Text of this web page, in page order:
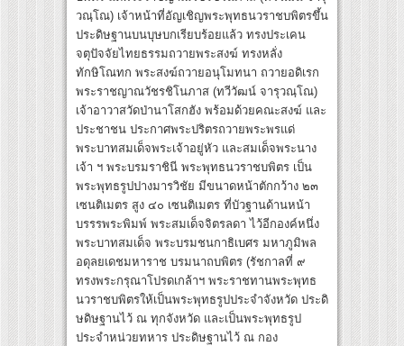
วณฺโณ) เจ้าหน้าที่อัญเชิญพระพุทธนวราชบพิตรขึ้น
ประดิษฐานบนบุษบกเรียบร้อยแล้ว ทรงประเคน
จตุปัจจัยไทยธรรมถวายพระสงฆ์ ทรงหลั่ง
ทักษิโณทก พระสงฆ์ถวายอนุโมทนา ถวายอดิเรก
พระราชญาณวัชรชิโนภาส (ทวีวัฒน์ จารุวณฺโณ)
เจ้าอาวาสวัดป่านาโสกฮัง พร้อมด้วยคณะสงฆ์ และ
ประชาชน ประกาศพระปริตรถวายพระพรแด่
พระบาทสมเด็จพระเจ้าอยู่หัว และสมเด็จพระนาง
เจ้า ฯ พระบรมราชินี พระพุทธนวราชบพิตร เป็น
พระพุทธรูปปางมารวิชัย มีขนาดหน้าตักกว้าง ๒๓
เซนติเมตร สูง ๔๐ เซนติเมตร ที่บัวฐานด้านหน้า
บรรรพระพิมพ์ พระสมเด็จจิตรลดา ไว้อีกองค์หนึ่ง
พระบาทสมเด็จ พระบรมชนกาธิเบศร มหาภูมิพล
อดุลยเดชมหาราช บรมนาถบพิตร (รัชกาลที่ ๙
ทรงพระกรุณาโปรดเกล้าฯ พระราชทานพระพุทธ
นวราชบพิตรให้เป็นพระพุทธรูปประจำจังหวัด ประดิ
ษดิษฐานไว้ ณ ทุกจังหวัด และเป็นพระพุทธรูป
ประจำหน่วยทหาร ประดิษฐานไว้ ณ กอง